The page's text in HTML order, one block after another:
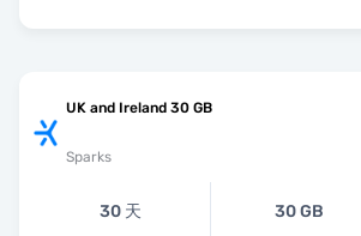
UK and Ireland 30 GB
Sparks
30 天 30 GB